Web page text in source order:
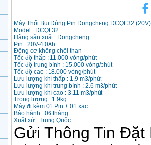
Máy Thổi Bụi Dùng Pin Dongcheng DCQF32 (20V)
Model : DCQF32
Hãng sản xuất : Dongcheng
Pin : 20V-4.0Ah
Động cơ không chổi than
Tốc độ thấp : 11.000 vòng/phút
Tốc độ trung bình : 15.000 vòng/phút
Tốc độ cao : 18.000 vòng/phút
Lưu lượng khí thấp : 1.9 m3/phút
Lưu lượng khí trung bình : 2.6 m3/phút
Lưu lượng khí cao : 3.11 m3/phút
Trọng lượng : 1.9kg
Máy đi kèm 01 Pin + 01 xạc
Bảo hành : 06 tháng
Xuất xứ : Trung Quốc